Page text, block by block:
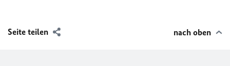
Seite teilen nach oben